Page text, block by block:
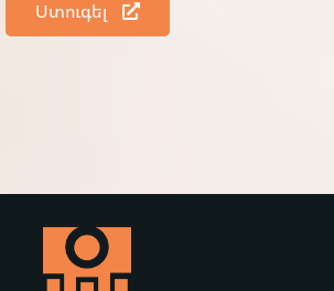
Ստուգել